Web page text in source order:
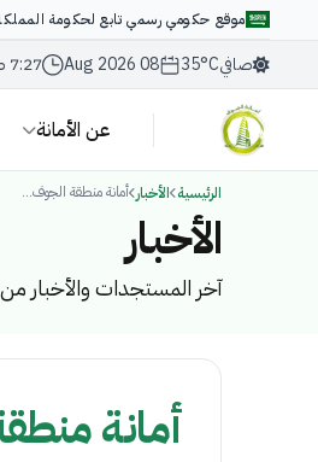
موقع حكومي رسمي تابع لحكومة المملكة
صافي35°C
08 Aug 2026 7:27 ص
عن الأمانة
الرئيسية الأخبار أمانة منطقة الجوف...
الأخبار
آخر المستجدات والأخبار
أمانة منطقة الجوف